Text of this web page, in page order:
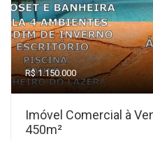
R$ 1.150.000
Imóvel Comercial à
450m²